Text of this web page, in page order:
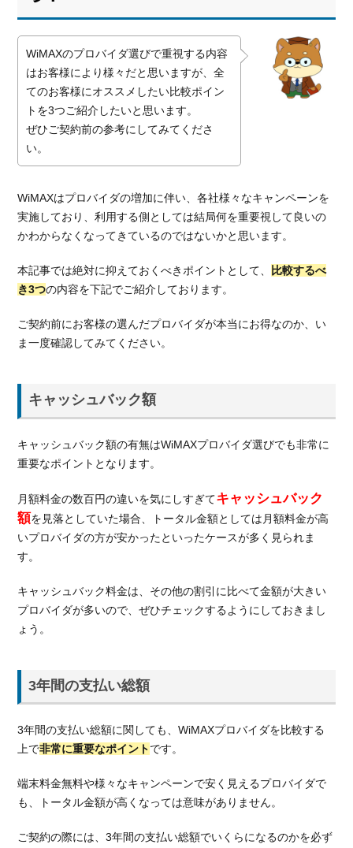
WiMAXのプロバイダ選びで重視する内容
はお客様により様々だと思いますが、全
てのお客様にオススメしたい比較ポイン
トを3つご紹介したいと思います。
ぜひご契約前の参考にしてみてくださ
い。
WiMAXはプロバイダの増加に伴い、各社様々なキャンペーンを
実施しており、利用する側としては結局何を重要視して良いの
かわからなくなってきているのではないかと思います。
本記事では絶対に抑えておくべきポイントとして、
比較するべ
き3つの内容を下記でご紹介しております。
ご契約前にお客様の選んだプロバイダが本当にお得なのか、い
ま一度確認してみてください。
キャッシュバック額
キャッシュバック額の有無はWiMAXプロバイダ選びでも非常に
重要なポイントとなります。
月額料金の数百円の違いを気にしすぎてキャッシュバック
額を見落としていた場合、トータル金額としては月額料金が高
いプロバイダの方が安かったといったケースが多く見られま
す。
キャッシュバック料金は、その他の割引に比べて金額が大きい
プロバイダが多いので、ぜひチェックするようにしておきまし
ょう。
3年間の支払い総額
3年間の支払い総額に関しても、WiMAXプロバイダを比較する
上で非常に重要なポイントです。
端末料金無料や様々なキャンペーンで安く見えるプロバイダで
も、トータル金額が高くなっては意味がありません。
ご契約の際には、3年間の支払い総額でいくらになるのかを必ず